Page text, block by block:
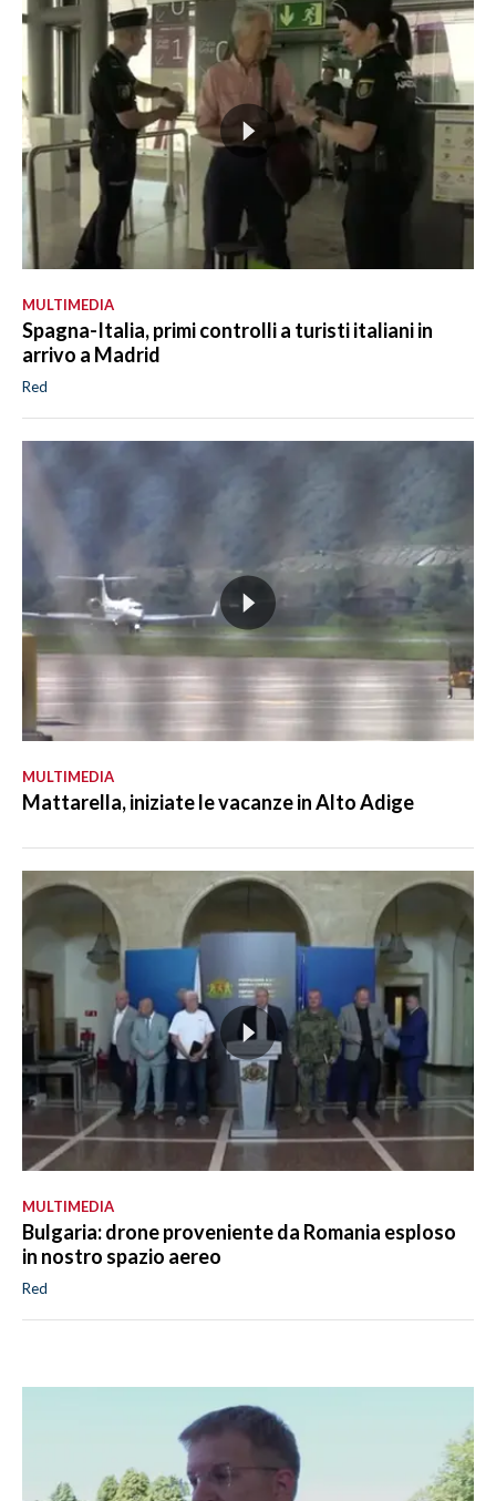
MULTIMEDIA
Spagna-Italia, primi controlli a turisti italiani in
arrivo a Madrid
Red
MULTIMEDIA
Mattarella, iniziate le vacanze in Alto Adige
MULTIMEDIA
Bulgaria: drone proveniente da Romania esploso
in nostro spazio aereo
Red